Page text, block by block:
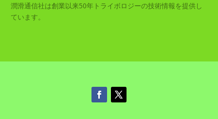
潤滑通信社は創業以来50年トライボロジーの技術情報を提供し
ています。